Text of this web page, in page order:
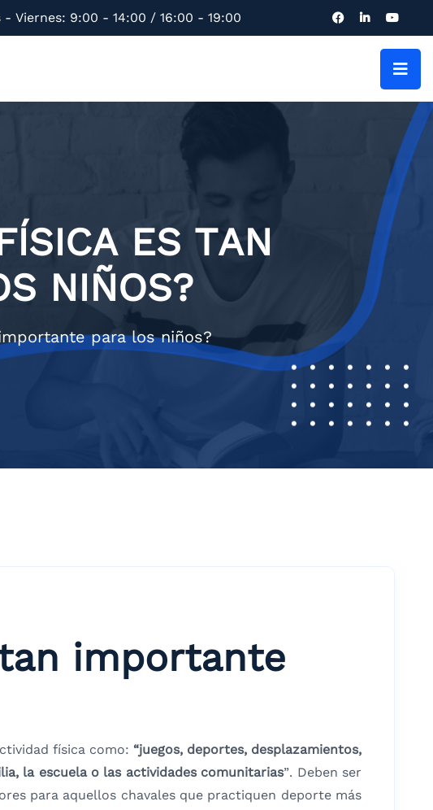
- Viernes: 9:00 - 14:00 / 16:00 - 19:00
ES TAN
NIÑOS?
para los niños?
importante
física como: “juegos, deportes, desplazamientos,
la escuela o las actividades comunitarias”. Deben ser
para aquellos chavales que practiquen deporte más